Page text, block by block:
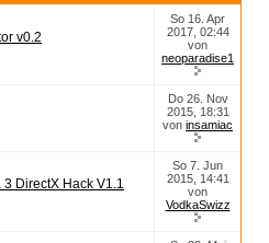
v0.2
So 16. Apr
2017, 02:44
von
neoparadise1
Do 26. Nov
2015, 18:31
von insamiac
3 DirectX Hack V1.1
So 7. Jun
2015, 14:41
von
VodkaSwizz